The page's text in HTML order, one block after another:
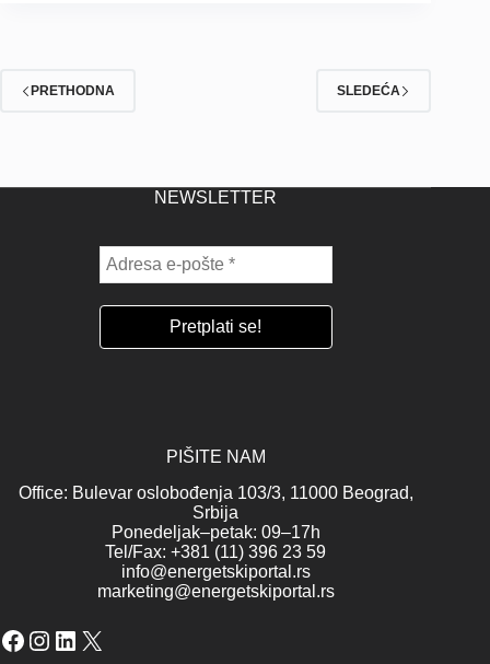
PRETHODNA SLEDEĆA
NEWSLETTER
PIŠITE NAM
Office: Bulevar oslobođenja 103/3, 11000 Beograd,
Srbija
Ponedeljak–petak: 09–17h
Tel/Fax: +381 (11) 396 23 59
info@energetskiportal.rs
marketing@energetskiportal.rs
Facebook
Instagram
LinkedIn
X